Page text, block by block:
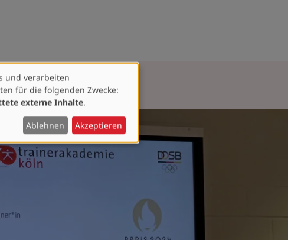
und verarbeiten
für die folgenden Zwecke:
externe Inhalte.
Ablehnen Akzeptieren